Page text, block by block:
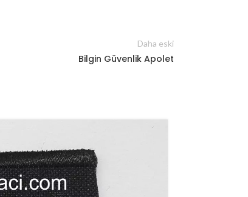
Daha eski
Bilgin Güvenlik Apolet